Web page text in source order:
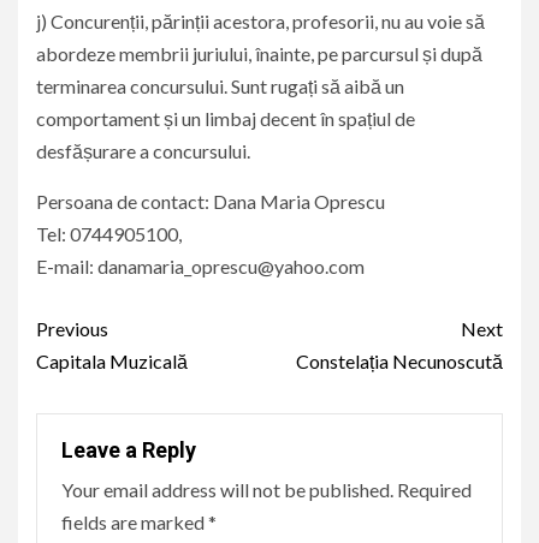
j) Concurenții, părinții acestora, profesorii, nu au voie să
abordeze membrii juriului, înainte, pe parcursul și după
terminarea concursului. Sunt rugați să aibă un
comportament și un limbaj decent în spațiul de
desfășurare a concursului.
Persoana de contact: Dana Maria Oprescu
Tel: 0744905100,
E-mail: danamaria_oprescu@yahoo.com
Continue
Reading
Previous
Capitala Muzicală
Next
Constelația Necunoscută
Leave a Reply
Your email address will not be published. Required
fields are marked*